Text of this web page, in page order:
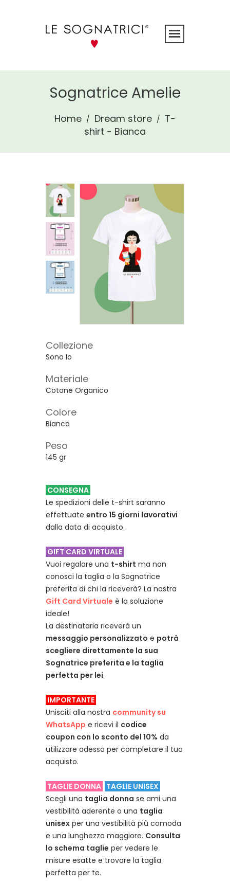
Sognatrice Amelie
Home / Dream store / T-
shirt - Bianca
Collezione
Sono Io
Materiale
Cotone Organico
Colore
Bianco
Peso
145 gr
CONSEGNA
Le spedizioni delle t-shirt saranno
effettuate entro 15 giorni lavorativi
dalla data di acquisto.
GIFT CARD VIRTUALE
Vuoi regalare una t-shirt ma non
conosci la taglia o la Sognatrice
preferita di chi la riceverà? La nostra
Gift Card Virtuale è la soluzione
ideale!
La destinataria riceverà un
messaggio personalizzato e potrà
scegliere direttamente la sua
Sognatrice preferita e la taglia
perfetta per lei.
IMPORTANTE
Unisciti alla nostra community su
WhatsApp e ricevi il codice
coupon con lo sconto del 10% da
utilizzare adesso per completare il tuo
acquisto.
TAGLIE DONNA TAGLIE UNISEX
Scegli una taglia donna se ami una
vestibilità aderente o una taglia
unisex per una vestibilità più comoda
e una lunghezza maggiore. Consulta
lo schema taglie per vedere le
misure esatte e trovare la taglia
perfetta per te.